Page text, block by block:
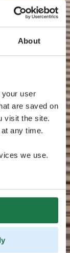
About
user
are saved on
visit the site.
any time.
we use.